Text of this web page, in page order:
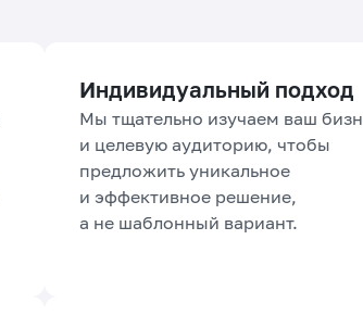
Индивидуальный подход
Мы тщательно изучаем ваш
и целевую аудиторию, чтобы
предложить уникальное
и эффективное решение,
а не шаблонный вариант.